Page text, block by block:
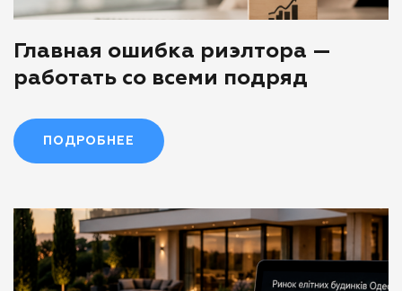
Главная ошибка риэлтора —
работать со всеми подряд
ПОДРОБНЕЕ